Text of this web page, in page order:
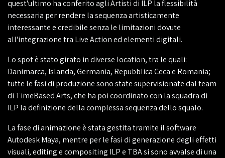
quest'ultimo ha conferito agli Artisti di ILP la flessibilità
necessaria per rendere la sequenza artisticamente
interessante e credibile senza le limitazioni dovute
all'integrazione tra Live Action ed elementi digitali.
Lo spot è stato girato in diverse location, tra le quali:
Danimarca, Islanda, Germania, Repubblica Ceca e Romania;
tutte le fasi di produzione sono state supervisionate dal team
di TimeBased Arts, che ha poi coordinato con la squadra di
ILP la definizione della complessa sequenza dello squalo.
La fase di animazione è stata gestita tramite il software
Autodesk Maya, mentre per le fasi di generazione degli effetti
visuali, editing e compositing ILP e TBA si sono avvalse di una